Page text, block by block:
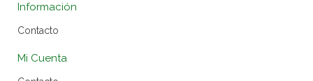
Información
Contacto
Mi Cuenta